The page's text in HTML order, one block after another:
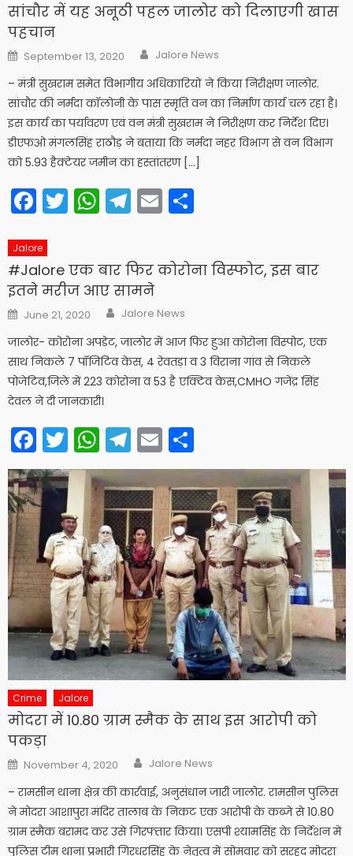
सांचौर में यह अनूठी पहल जालोर को दिलाएगी खास
पहचान
Posted
on
September 13, 2020 Author
Jalore News
– मंत्री सुखराम समेत विभागीय अधिकारियों ने किया निरीक्षण जालोर.
सांचौर की नर्मदा कॉलोनी के पास स्मृति वन का निर्माण कार्य चल रहा है।
इस कार्य का पर्यावरण एवं वन मंत्री सुखराम ने निरीक्षण कर निर्देश दिए।
डीएफओ मंगलसिंह राठौड़ ने बताया कि नर्मदा नहर विभाग से वन विभाग
को 5.93 हैक्टेयर जमीन का हस्तांतरण […]
Facebook
Twitter
WhatsApp
Telegram
Email
Jalore
#Jalore एक बार फिर कोरोना विस्फोट, इस बार
इतने मरीज आए सामने
Posted
on
June 21, 2020 Author
Jalore News
जालोर- कोरोना अपडेट, जालोर में आज फिर हुआ कोरोना विस्पोट, एक
साथ निकले 7 पॉजिटिव केस, 4 रेवतड़ा व 3 विराना गांव से निकले
पोजेटिव,जिले में 223 कोरोना व 53 है एक्टिव केस,CMHO गजेंद्र सिंह
देवल ने दी जानकारी।
Facebook
Twitter
WhatsApp
Telegram
Email
Crime Jalore
मोदरा में 10.80 ग्राम स्मैक के साथ इस आरोपी को
पकड़ा
Posted
on
November 4, 2020 Author
Jalore News
– रामसीन थाना क्षेत्र की कार्रवाई, अनुसंधान जारी जालोर. रामसीन पुलिस
ने मोदरा आशापुरा मंदिर तालाब के निकट एक आरोपी के कब्जे से 10.80
ग्राम स्मैक बरामद कर उसे गिरफ्तार किया। एसपी श्यामसिंह के निर्देशन में
पुलिस टीम थाना प्रभारी गिरधरसिंह के नेतृत्व में सोमवार को सरहद मोदरा